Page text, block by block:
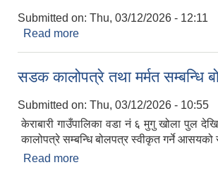
Submitted on: Thu, 03/12/2026 - 12:11
Read more
सडक कालोपत्रे तथा मर्मत
Submitted on: Thu, 03/12/2026 - 10:55
केराबारी गाउँपालिका वडा नं ६ मुगु खोला पुल
कालोपत्रे सम्बन्धि बोलपत्र स्वीकृत गर्ने आसयको
Read more